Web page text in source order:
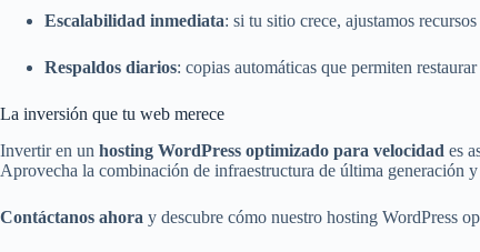
Escalabilidad inmediata: si tu sitio crece, ajustamos
Respaldos diarios: copias automáticas que permiten
La inversión que tu web merece
Invertir en un hosting WordPress optimizado para velocidad es
Aprovecha la combinación de infraestructura de última generación
Contáctanos ahora y descubre cómo nuestro hosting WordPress